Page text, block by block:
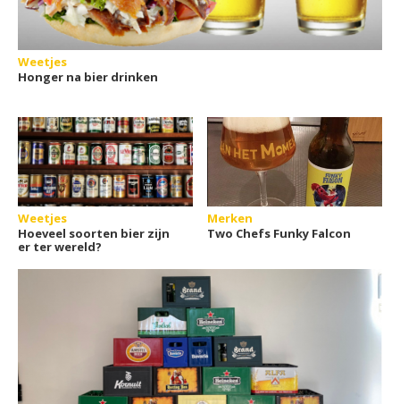
Weetjes
Honger na bier drinken
Weetjes
Hoeveel soorten bier zijn
er ter wereld?
Merken
Two Chefs Funky Falcon